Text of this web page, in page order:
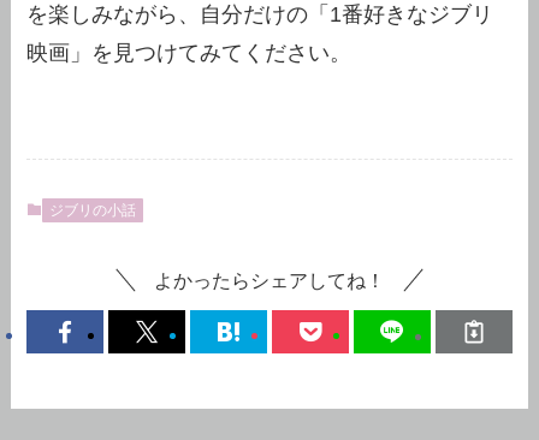
を楽しみながら、自分だけの「1番好きなジブリ
映画」を見つけてみてください。
ジブリの小話
よかったらシェアしてね！